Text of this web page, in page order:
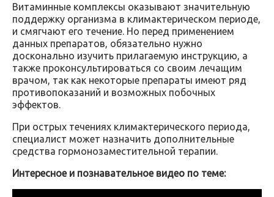
Витаминные комплексы оказывают значительную
поддержку организма в климактерическом периоде,
и смягчают его течение. Но перед применением
данных препаратов, обязательно нужно
досконально изучить прилагаемую инструкцию, а
также проконсультироваться со своим лечащим
врачом, так как некоторые препараты имеют ряд
противопоказаний и возможных побочных
эффектов.
При острых течениях климактерического периода,
специалист может назначить дополнительные
средства гормонозаместительной терапии.
Интересное и познавательное видео по теме: